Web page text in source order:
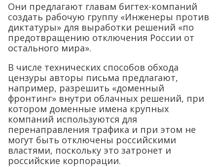
Они предлагают главам бигтех-компаний
создать рабочую группу «Инженеры против
диктатуры» для выработки решений «по
предотвращению отключения России от
остального мира».
В числе технических способов обхода
цензуры авторы письма предлагают,
например, разрешить «доменный
фронтинг» внутри облачных решений, при
котором доменные имена крупных
компаний используются для
перенаправления трафика и при этом не
могут быть отключены российскими
властями, поскольку это затронет и
российские корпорации.